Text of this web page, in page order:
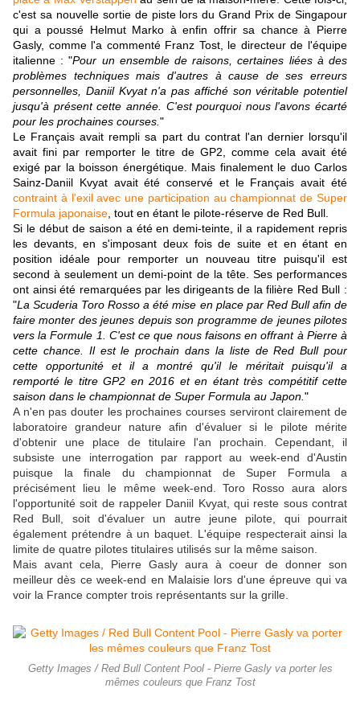
c'est sa nouvelle sortie de piste lors du Grand Prix de Singapour
qui a poussé Helmut Marko à enfin offrir sa chance à Pierre
Gasly, comme l'a commenté Franz Tost, le directeur de l'équipe
italienne : "Pour un ensemble de raisons, certaines liées à des
problèmes techniques mais d'autres à cause de ses erreurs
personnelles, Daniil Kvyat n'a pas affiché son véritable potentiel
jusqu'à présent cette année. C'est pourquoi nous l'avons écarté
pour les prochaines courses. "
Le Français avait rempli sa part du contrat l'an dernier lorsqu'il
avait fini par remporter le titre de GP2, comme cela avait été
exigé par la boisson énergétique. Mais finalement le duo Carlos
Sainz-Daniil Kvyat avait été conservé et le Français avait été
contraint à l'exil avec une participation au championnat de Super
Formula japonaise , tout en étant le pilote-réserve de Red Bull.
Si le début de saison a été en demi-teinte, il a rapidement repris
les devants, en s'imposant deux fois de suite et en étant en
position idéale pour remporter un nouveau titre puisqu'il est
second à seulement un demi-point de la tête. Ses performances
ont ainsi été remarquées par les dirigeants de la filière Red Bull :
"La Scuderia Toro Rosso a été mise en place par Red Bull afin de
faire monter des jeunes depuis son programme de jeunes pilotes
vers la Formule 1. C'est ce que nous faisons en offrant à Pierre à
cette chance. Il est le prochain dans la liste de Red Bull pour
cette opportunité et il a montré qu'il le méritait puisqu'il a
remporté le titre GP2 en 2016 et en étant très compétitif cette
saison dans le championnat de Super Formula au Japon. "
A n'en pas douter les prochaines courses serviront clairement de
laboratoire grandeur nature afin d'évaluer si le pilote mérite
d'obtenir une place de titulaire l'an prochain. Cependant, il
subsiste une interrogation par rapport au week-end d'Austin
puisque la finale du championnat de Super Formula a
précisément lieu le même week-end. Toro Rosso aura alors
l'opportunité soit de rappeler Daniil Kvyat, qui reste sous contrat
Red Bull, soit d'évaluer un autre jeune pilote, qui pourrait
également prétendre à un baquet. L'équipe respecterait ainsi la
limite de quatre pilotes titulaires utilisés sur la même saison.
Mais avant cela, Pierre Gasly aura à coeur de donner son
meilleur dès ce week-end en Malaisie lors d'une épreuve qui va
voir la France compter trois représentants sur la grille.
Getty Images / Red Bull Content Pool - Pierre Gasly va porter les
mêmes couleurs que Franz Tost